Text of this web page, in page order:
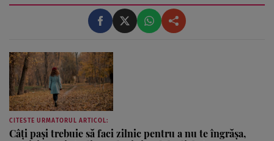
și sănătatea emoțională. Colaborări: Viața ...
CITESTE URMATORUL ARTICOL:
Câți pași trebuie să faci zilnic pentru a nu te îngrășa,